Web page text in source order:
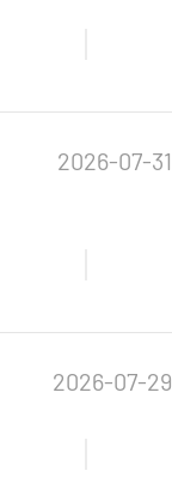
2026-07-31
2026-07-29